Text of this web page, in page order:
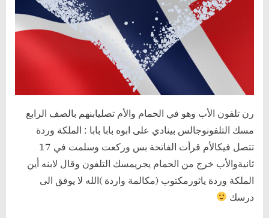
رن تلفون الأب وهو في الحمام والأم تصليابنهم بالصف الرابع
مسك التلفونوجالس بينادي على ابوه بابا بابا : الملكة وردة
تتصل فيكالأم قرأت الفاتحة بس وركعت وسلمت في 17
ثانيةوالأب خرج من الحمام يجريمسك التلفون وقال لابنه أين
الملكة وردة ياثورمكتوب (مكالمة واردة )الله لا يوفق الى
درسك